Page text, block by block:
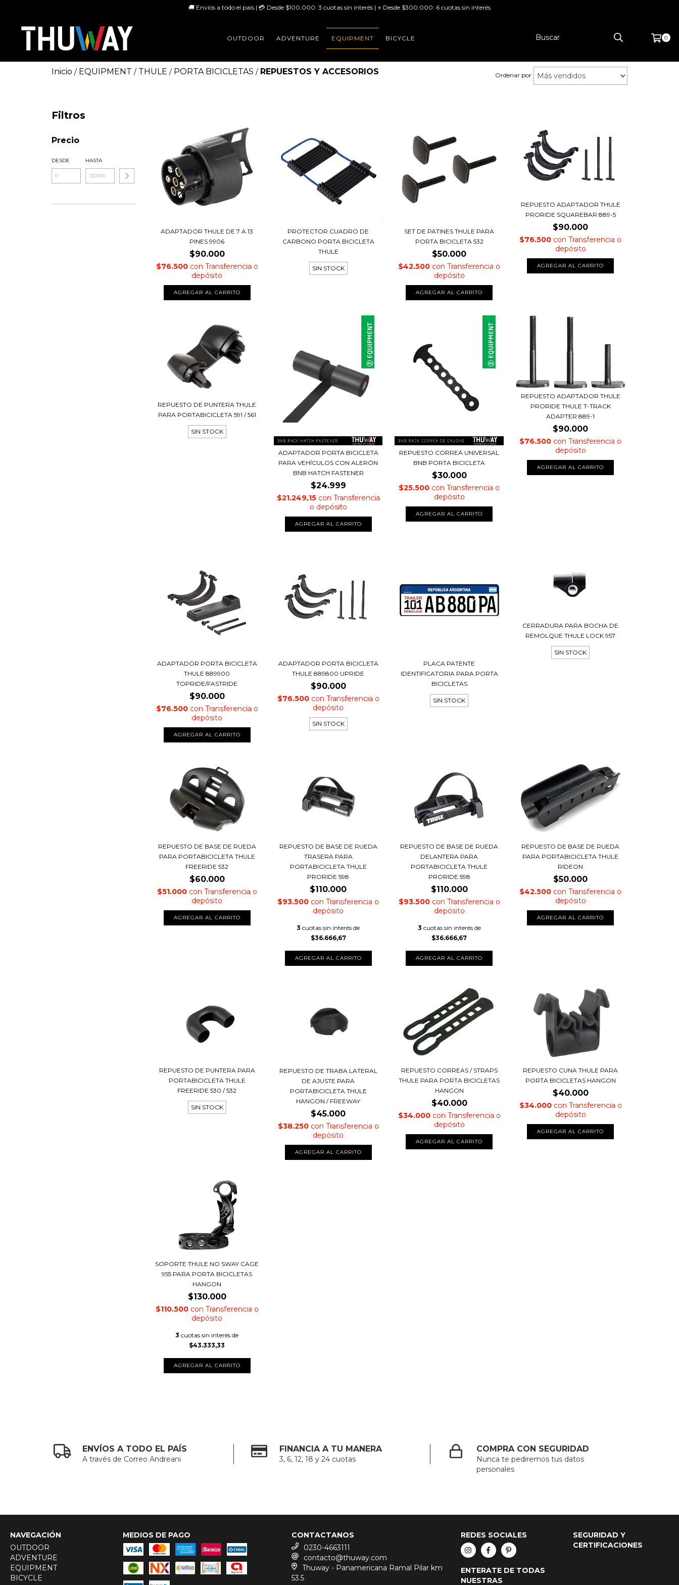
🚚 Envíos a todo el país | 💳 Desde $100.000: 3 cuotas sin interés | ⭐ Desde $300.000: 6 cuotas sin interés
OUTDOOR ADVENTURE EQUIPMENT BICYCLE 0
Inicio / EQUIPMENT / THULE / PORTA BICICLETAS / REPUESTOS Y ACCESORIOS Ordenar por
Filtros
Precio
DESDE HASTA
ADAPTADOR THULE DE 7 A 13
PINES 9906
$90.000
$76.500 con Transferencia o
depósito
PROTECTOR CUADRO DE
CARBONO PORTA BICICLETA
THULE
SIN STOCK
SET DE PATINES THULE PARA
PORTA BICICLETA 532
$50.000
$42.500 con Transferencia o
depósito
REPUESTO ADAPTADOR THULE
PRORIDE SQUAREBAR 889-5
$90.000
$76.500 con Transferencia o
depósito
REPUESTO DE PUNTERA THULE
PARA PORTABICICLETA 591 / 561
SIN STOCK
ADAPTADOR PORTA BICICLETA
PARA VEHÍCULOS CON ALERÓN
BNB HATCH FASTENER
$24.999
$21.249,15 con Transferencia
o depósito
REPUESTO CORREA UNIVERSAL
BNB PORTA BICICLETA
$30.000
$25.500 con Transferencia o
depósito
REPUESTO ADAPTADOR THULE
PRORIDE THULE T-TRACK
ADAPTER 889-1
$90.000
$76.500 con Transferencia o
depósito
ADAPTADOR PORTA BICICLETA
THULE 889900
TOPRIDE/FASTRIDE
$90.000
$76.500 con Transferencia o
depósito
ADAPTADOR PORTA BICICLETA
THULE 889800 UPRIDE
$90.000
$76.500 con Transferencia o
depósito
SIN STOCK
PLACA PATENTE
IDENTIFICATORIA PARA PORTA
BICICLETAS
SIN STOCK
CERRADURA PARA BOCHA DE
REMOLQUE THULE LOCK 957
SIN STOCK
REPUESTO DE BASE DE RUEDA
PARA PORTABICICLETA THULE
FREERIDE 532
$60.000
$51.000 con Transferencia o
depósito
REPUESTO DE BASE DE RUEDA
TRASERA PARA
PORTABICICLETA THULE
PRORIDE 598
$110.000
$93.500 con Transferencia o
depósito
3 cuotas sin interés de
$36.666,67
REPUESTO DE BASE DE RUEDA
DELANTERA PARA
PORTABICICLETA THULE
PRORIDE 598
$110.000
$93.500 con Transferencia o
depósito
3 cuotas sin interés de
$36.666,67
REPUESTO DE BASE DE RUEDA
PARA PORTABICICLETA THULE
RIDEON
$50.000
$42.500 con Transferencia o
depósito
REPUESTO DE PUNTERA PARA
PORTABICICLETA THULE
FREERIDE 530 / 532
SIN STOCK
REPUESTO DE TRABA LATERAL
DE AJUSTE PARA
PORTABICICLETA THULE
HANGON / FREEWAY
$45.000
$38.250 con Transferencia o
depósito
REPUESTO CORREAS / STRAPS
THULE PARA PORTA BICICLETAS
HANGON
$40.000
$34.000 con Transferencia o
depósito
REPUESTO CUNA THULE PARA
PORTA BICICLETAS HANGON
$40.000
$34.000 con Transferencia o
depósito
SOPORTE THULE NO SWAY CAGE
955 PARA PORTA BICICLETAS
HANGON
$130.000
$110.500 con Transferencia o
depósito
3 cuotas sin interés de
$43.333,33
ENVÍOS A TODO EL PAÍS
A través de Correo Andreani
FINANCIA A TU MANERA
3, 6, 12, 18 y 24 cuotas
COMPRA CON SEGURIDAD
Nunca te pediremos tus datos
personales
NAVEGACIÓN
OUTDOOR
ADVENTURE
EQUIPMENT
BICYCLE
MEDIOS DE PAGO
CONTACTANOS
0230-4663111
contacto@thuway.com
Thuway - Panamericana Ramal Pilar km
53.5
REDES SOCIALES
ENTERATE DE TODAS
NUESTRAS
SEGURIDAD Y
CERTIFICACIONES